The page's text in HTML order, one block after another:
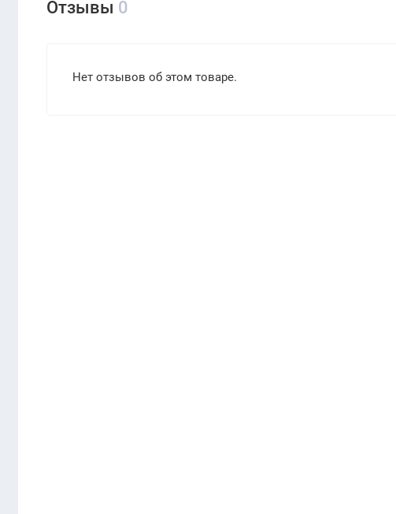
Отзывы 0
Нет отзывов об этом товаре.